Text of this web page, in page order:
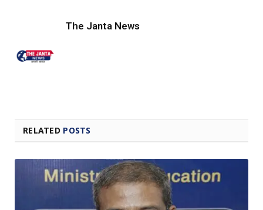
The Janta News
RELATED POSTS